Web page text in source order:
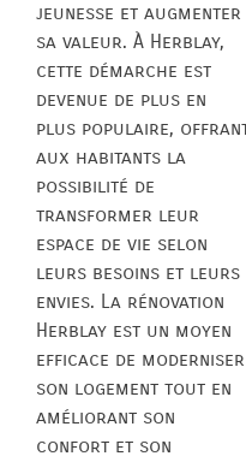
jeunesse et augmenter
sa valeur. À Herblay,
cette démarche est
devenue de plus en
plus populaire,
aux habitants la
possibilité de
transformer leur
espace de vie selon
leurs besoins et leurs
envies. La rénovation
Herblay est un moyen
efficace de moderniser
son logement tout en
améliorant son
confort et son